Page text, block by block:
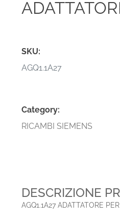
SKU:
AGQ1.1A27
Category:
RICAMBI SIEMENS
DESCRIZIONE
AGQ1.1A27 ADATTATORE